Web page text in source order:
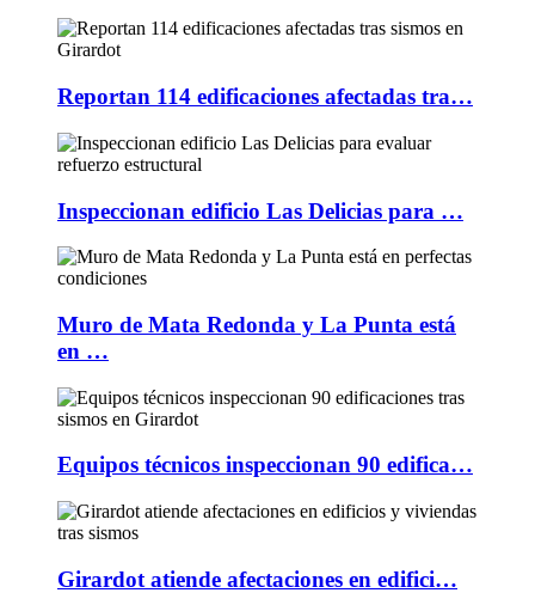
Reportan 114 edificaciones afectadas tra…
Inspeccionan edificio Las Delicias para …
Muro de Mata Redonda y La Punta está
en …
Equipos técnicos inspeccionan 90 edifica…
Girardot atiende afectaciones en edifici…